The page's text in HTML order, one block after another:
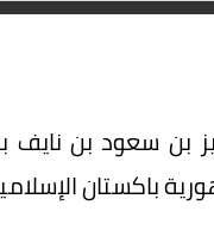
بن سعود بن نايف
باكستان